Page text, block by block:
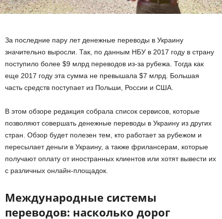
За последние пару лет денежные переводы в Украину
значительно выросли. Так, по данным НБУ в 2017 году в страну
поступило более $9 млрд переводов из-за рубежа. Тогда как
еще 2017 году эта сумма не превышала $7 млрд. Большая
часть средств поступает из Польши, России и США.
В этом обзоре редакция собрала список сервисов, которые
позволяют совершать денежные переводы в Украину из других
стран. Обзор будет полезен тем, кто работает за рубежом и
пересылает деньги в Украину, а также фрилансерам, которые
получают оплату от иностранных клиентов или хотят вывести их
с различных онлайн-площадок.
Международные системы
переводов: насколько дорог